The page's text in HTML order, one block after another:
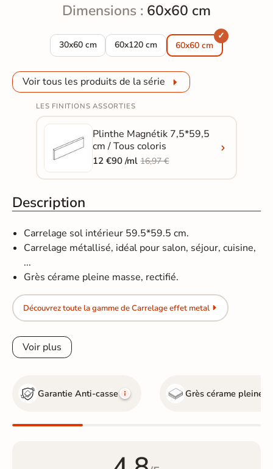
Dimensions : 60x60 cm
30x60 cm
Carrelage sol effet métal Magnétik white 29.7*59.5 cm
60x120 cm
Carrelage sol effet métal Magnétik
60x60 cm
Voir tous les produits de la série
LES FINITIONS ASSORTIES
Plinthe Magnétik 7,5*59,5
cm / Tous coloris
12 €90 /ml16,97 €
Description
Carrelage sol intérieur 59.5*59.5 cm.
Carrelage métallisé, idéal pour salon, séjour, cuisine,
...
Grès cérame pleine masse, rectifié.
Découvrez toute la gamme de Carrelage effet metal
Voir plus
Garantie Anti-casse Grès cérame pleine